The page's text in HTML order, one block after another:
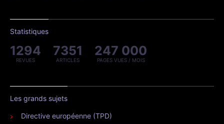
Statistiques
1294
REVUES
7351
ARTICLES
247 000
PAGES VUES / MOIS
Les grands sujets
Directive européenne (TPD)